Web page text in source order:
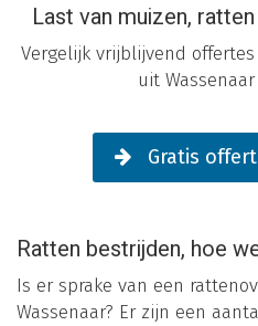
Last van muizen,
Vergelijk vrijblijvend
uit
Gratis
Ratten bestrijden, hoe
Is er sprake van een
Wassenaar? Er zijn een